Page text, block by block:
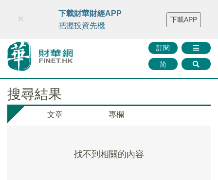
財華智庫網 FINTV FINMETA 財華證券 媒體矩陣
智庫沙龍
聯絡我們
訂閱
简
×
下載財華財經APP
把握投資先機
下載APP
搜尋結果
文章 專欄
找不到相關的內容